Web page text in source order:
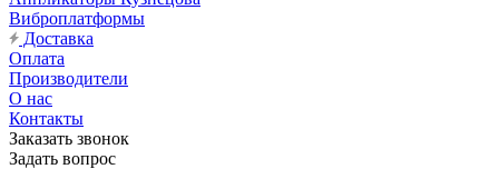
Виброплатформы
Доставка
Оплата
Производители
О нас
Контакты
Заказать звонок
Задать вопрос